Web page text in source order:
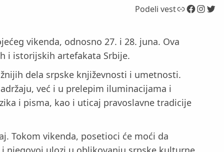
Podeli vestLink Facebook InstagramTwitter
vikenda, odnosno 27. i 28. juna. Ova
i istorijskih artefakata Srbije.
dela srpske književnosti i umetnosti.
već i u prelepim iluminacijama i
i pisma, kao i uticaj pravoslavne tradicije
Tokom vikenda, posetioci će moći da